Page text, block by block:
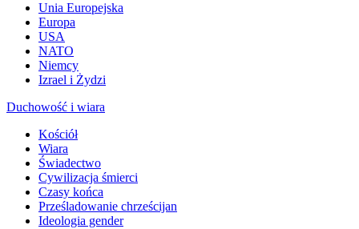
Unia Europejska
Europa
USA
NATO
Niemcy
Izrael i Żydzi
Duchowość i wiara
Kościół
Wiara
Świadectwo
Cywilizacja śmierci
Czasy końca
Prześladowanie chrześcijan
Ideologia gender